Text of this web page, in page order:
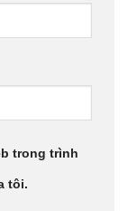
trong trình
tôi.